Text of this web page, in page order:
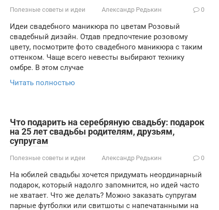
Полезные советы и идеи Александр Редькин 0
Идеи свадебного маникюра по цветам Розовый
свадебный дизайн. Отдав предпочтение розовому
цвету, посмотрите фото свадебного маникюра с таким
оттенком. Чаще всего невесты выбирают технику
омбре. В этом случае
Читать полностью
Что подарить на серебряную свадьбу: подарок
на 25 лет свадьбы родителям, друзьям,
супругам
Полезные советы и идеи Александр Редькин 0
На юбилей свадьбы хочется придумать неординарный
подарок, который надолго запомнится, но идей часто
не хватает. Что же делать? Можно заказать супругам
парные футболки или свитшоты с напечатанными на